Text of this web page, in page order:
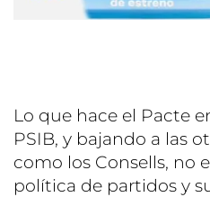
Lo que hace el Pacte
PSIB, y bajando a las
como los Consells, no
política de partidos y